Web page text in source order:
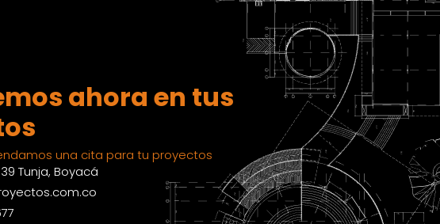
ahora en tus
una cita para tu proyectos
Tunja, Boyacá